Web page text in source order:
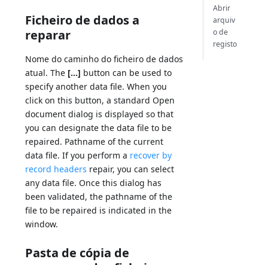
Ficheiro de dados a
reparar
Nome do caminho do ficheiro de dados
atual. The [...] button can be used to
specify another data file. When you
click on this button, a standard Open
document dialog is displayed so that
you can designate the data file to be
repaired. Pathname of the current
data file. If you perform a recover by
record headers repair, you can select
any data file. Once this dialog has
been validated, the pathname of the
file to be repaired is indicated in the
window.
Pasta de cópia de
Abrir
arquiv
o de
registo